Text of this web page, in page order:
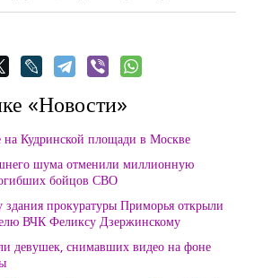
«Новости»
на Кудринской площади в Москве
шума отменили миллионную
бойцов СВО
здания прокуратуры Приморья открыли
ВЧК Феликсу Дзержинскому
девушек, снимавших видео на фоне